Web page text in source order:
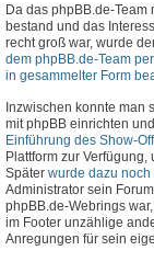
Da das phpBB.de-
bestand und das
recht groß war, wurde
dem phpBB.de-Team
in gesammelter Form
Inzwischen konnte man
mit phpBB einrichten
Einführung des Show-
Plattform zur
Später wurde dazu
Administrator sein
phpBB.de-Webrings
im Footer unzählige
Anregungen für sein